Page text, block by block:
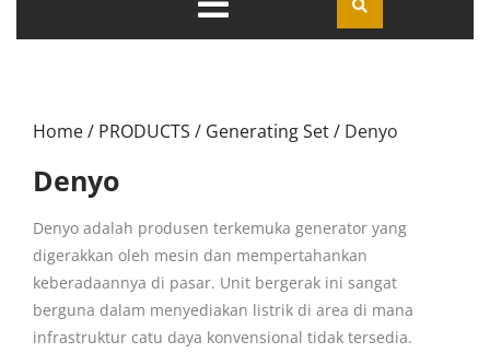
Home/ PRODUCTS / Generating Set/ Denyo
Denyo
Denyo adalah produsen terkemuka generator yang
digerakkan oleh mesin dan mempertahankan
keberadaannya di pasar. Unit bergerak ini sangat
berguna dalam menyediakan listrik di area di mana
infrastruktur catu daya konvensional tidak tersedia.